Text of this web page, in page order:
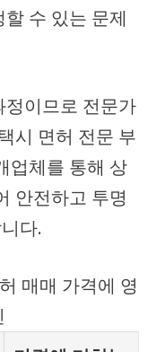
수 있는 문제
이므로 전문가
시 면허 전문 부
업체를 통해 상
안전하고 투명
다.
매매 가격에 영